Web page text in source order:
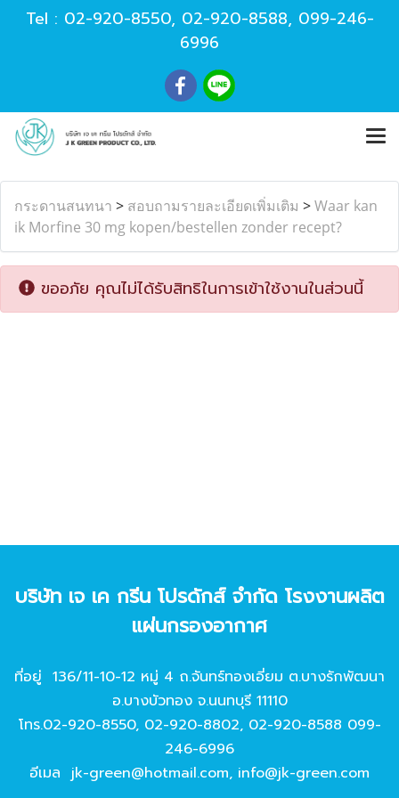
Tel : 02-920-8550, 02-920-8588, 099-246-
6996
กระดานสนทนา > สอบถามรายละเอียดเพิ่มเติม >Waar kan
ik Morfine 30 mg kopen/bestellen zonder recept?
ขออภัย คุณไม่ได้รับสิทธิในการเข้าใช้งานในส่วนนี้
บริษัท เจ เค กรีน โปรดักส์ จํากัด โรงงานผลิต
แผ่นกรองอากาศ
ที่อยู่ 136/11-10-12 หมู่ 4 ถ.จันทร์ทองเอี่ยม ต.บางรักพัฒนา
อ.บางบัวทอง จ.นนทบุรี 11110
โทร.02-920-8550, 02-920-8802, 02-920-8588 099-
246-6996
อีเมล jk-green@hotmail.com, info@jk-green.com